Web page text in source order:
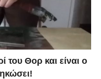
του Θορ και είναι ο